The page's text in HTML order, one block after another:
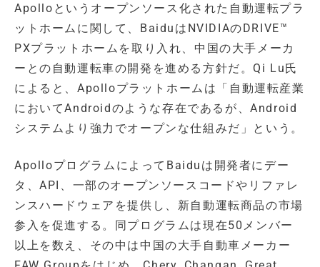
Apolloというオープンソース化された自動運転プラ
ットホームに関して、BaiduはNVIDIAのDRIVE™
PXプラットホームを取り入れ、中国の大手メーカ
ーとの自動運転車の開発を進める方針だ。Qi Lu氏
によると、Apolloプラットホームは「自動運転産業
においてAndroidのような存在であるが、Android
システムより強力でオープンな仕組みだ」という。
ApolloプログラムによってBaiduは開発者にデー
タ、API、一部のオープンソースコードやリファレ
ンスハードウェアを提供し、新自動運転商品の市場
参入を促進する。同プログラムは現在50メンバー
以上を数え、その中は中国の大手自動車メーカー